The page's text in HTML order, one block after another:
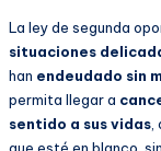
La ley de segunda
situaciones
han endeudado sin
permita llegar a
sentido a sus vidas